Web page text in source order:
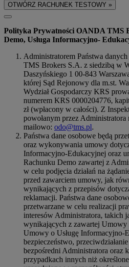
OTWÓRZ RACHUNEK TESTOWY »
Polityka Prywatności OANDA TMS
Demo, Usługa Informacyjno-
Administratorem Państwa
TMS Brokers S.A. z siedzibą w
Daszyńskiego 1 00-843
której Sąd Rejonowy dla m.st.
Wydział Gospodarczy KRS
numerem KRS 0000204776,
zł (wpłacony w całości). Z
powołanym przez
mailowo: odo@tms.pl.
Państwa dane osobowe będą
oraz wykonywania umowy
Informacyjno-Edukacyjnej oraz
Rachunku Demo zawartej z
w celu podjęcia działań na
przed zawarciem umowy, jak
wynikających z przepisów
reklamacji. Państwa dane
przetwarzane w celu realizacji
interesów Administratora, takich
wynikających z zawartej
Umowy o Usługę Informacyjno-
bezpieczeństwo,
bezpośredni Administratora oraz
przypadkach innych niż